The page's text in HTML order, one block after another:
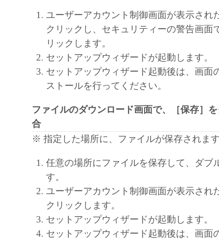
CANON'S LICENSORS ARE
MAINTAINING OR HELPING YOU TO
SOFTWARE, OR PROVIDING YOU WITH
FIXES OR SUPPORT FOR THE
7. DISCLAIMER OF WARRANTIES AND
[NO WARRANTY] THE SOFTWARE IS
WITHOUT WARRANTY OF ANY KIND,
EXPRESSED OR IMPLIED, INCLUDING,
LIMITED TO THE IMPLIED WARRANTIES
MERCHANTABILITY AND FITNESS FOR
PERFORMANCE OF THE SOFTWARE IS
SHOULD THE SOFTWARE PROVE
ASSUME THE ENTIRE COST OF ALL
SERVICING, REPAIR OR CORRECTION.
LEGAL JURISDICTIONS DO NOT ALLOW
EXCLUSION OF IMPLIED WARRANTIES,
ユーザーアカウント制御画面が表示され
クリックし、セキュリティーの警告画面
リックします。
セットアップウィザードが起動します。
セットアップウィザード起動後は、画面
ストールを行ってください。
ファイルのダウンロード画面で、［保存］
合
※ 指定した場所に、ファイルが保存されま
任意の場所にファイルを保存して、ダブ
す。
ユーザーアカウント制御画面が表示され
クリックします。
セットアップウィザードが起動します。
セットアップウィザード起動後は、画面